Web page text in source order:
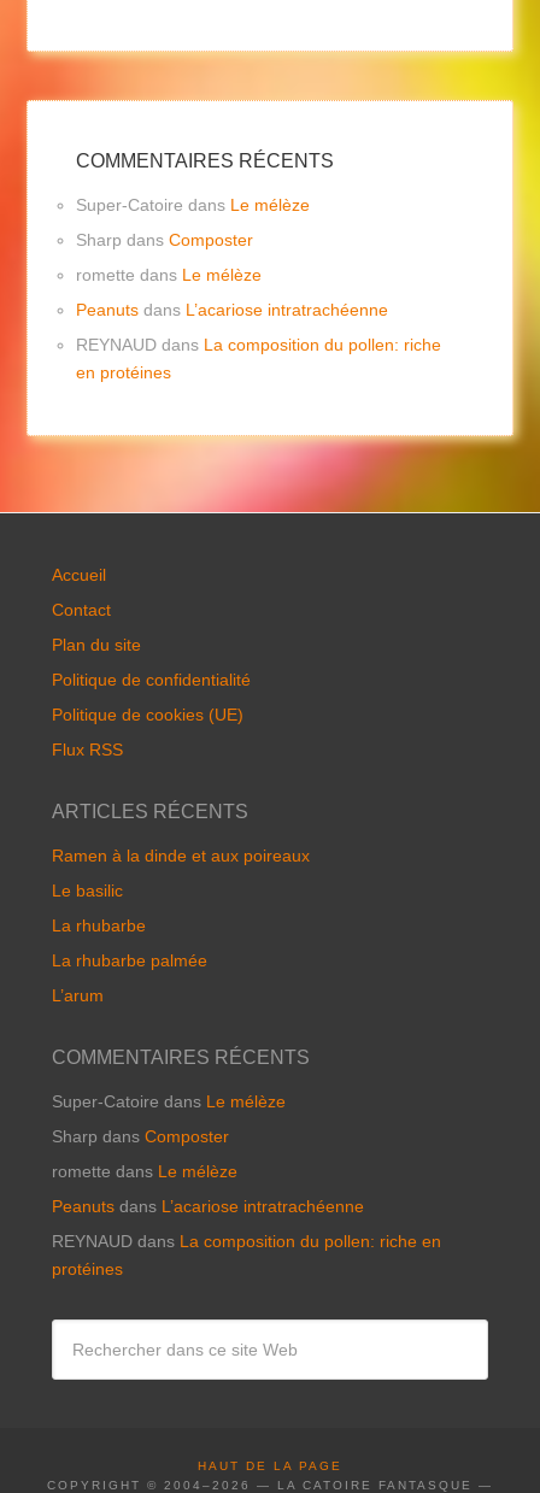
COMMENTAIRES RÉCENTS
Super-Catoire dans Le mélèze
Sharp dansComposter
romette dans Le mélèze
Peanuts dans L’acariose intratrachéenne
REYNAUD dans La composition du pollen: riche
en protéines
Accueil
Contact
Plan du site
Politique de confidentialité
Politique de cookies (UE)
Flux RSS
ARTICLES RÉCENTS
Ramen à la dinde et aux poireaux
Le basilic
La rhubarbe
La rhubarbe palmée
L’arum
COMMENTAIRES RÉCENTS
Super-Catoire dans Le mélèze
Sharp dans Composter
romette dans Le mélèze
Peanutsdans L’acariose intratrachéenne
REYNAUDdans La composition du pollen: riche en
protéines
HAUT DE LA PAGE
COPYRIGHT © 2004–2026 — LA CATOIRE FANTASQUE —